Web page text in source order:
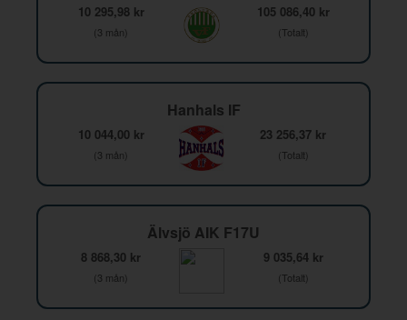
10 295,98 kr
(3 mån)
105 086,40 kr
(Totalt)
Hanhals IF
10 044,00 kr
(3 mån)
23 256,37 kr
(Totalt)
Älvsjö AIK F17U
8 868,30 kr
(3 mån)
9 035,64 kr
(Totalt)